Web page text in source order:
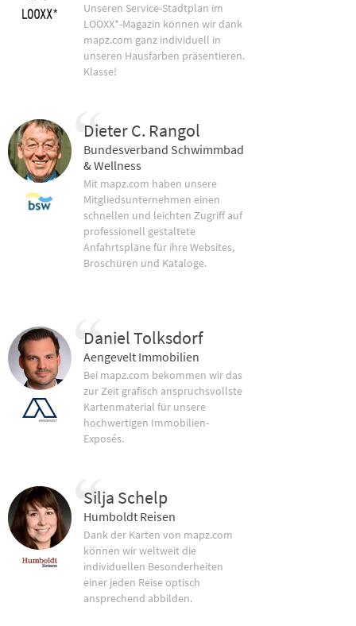
Unseren Service-Stadtplan im
LOOXX*-Magazin können wir dank
mapz.com ganz individuell in
unseren Hausfarben präsentieren.
Klasse!
Dieter C. Rangol
Bundesverband Schwimmbad
& Wellness
Mit mapz.com haben unsere
Mitgliedsunternehmen einen
schnellen und leichten Zugriff auf
professionell gestaltete
Anfahrtspläne für ihre Websites,
Broschüren und Kataloge.
Daniel Tolksdorf
Aengevelt Immobilien
Bei mapz.com bekommen wir das
zur Zeit grafisch anspruchsvollste
Kartenmaterial für unsere
hochwertigen Immobilien-
Exposés.
Silja Schelp
Humboldt Reisen
Dank der Karten von mapz.com
können wir weltweit die
individuellen Besonderheiten
einer jeden Reise optisch
ansprechend abbilden.